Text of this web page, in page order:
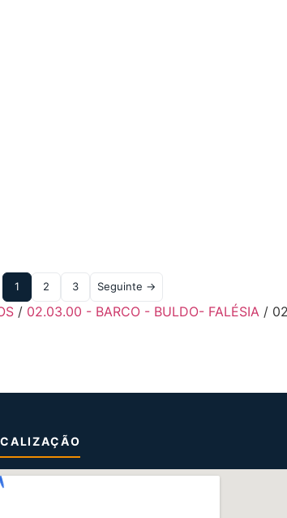
1 2 3 Seguinte →
/ 02.03.00 - BARCO - BULDO- FALÉSIA /